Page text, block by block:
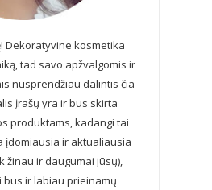
Dekoratyvine kosmetika
tad savo apžvalgomis ir
nusprendžiau dalintis čia
įrašų yra ir bus skirta
produktams, kadangi tai
įdomiausia ir aktualiausia
žinau ir daugumai jūsų),
bus ir labiau prieinamų